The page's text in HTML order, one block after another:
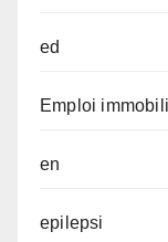
ed
Emploi
en
epilepsi